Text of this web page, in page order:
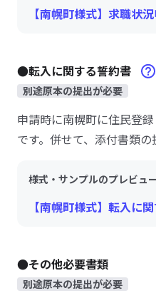
【南幌町様式】求職状
●転入に関する誓約書
別途原本の提出が必要
申請時に南幌町に住民登
です。併せて、添付書類の
様式・サンプルのプレビュ
【南幌町様式】転入に
●その他必要書類
別途原本の提出が必要